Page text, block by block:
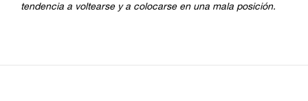
tendencia a voltearse y a colocarse en una mala posición.